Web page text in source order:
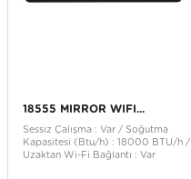
18555 MIRROR WIFI...
Sessiz Çalışma : Var / Soğutma
Kapasitesi (Btu/h) : 18000 BTU/h /
Uzaktan Wi-Fi Bağlantı : Var